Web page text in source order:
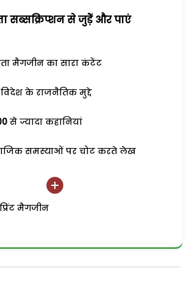
सब्सक्रिप्शन से जुड़ेें और पाएं
मैगजीन का सारा कंटेंट
के राजनैतिक मुद्दे
से ज्यादा कहानियां
समस्याओं पर चोट करते लेख
प्रिंट मैगजीन